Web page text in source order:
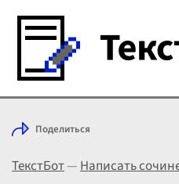
Войти с Telegram
Выбрать режим
Поделиться
ТекстБот—Написать